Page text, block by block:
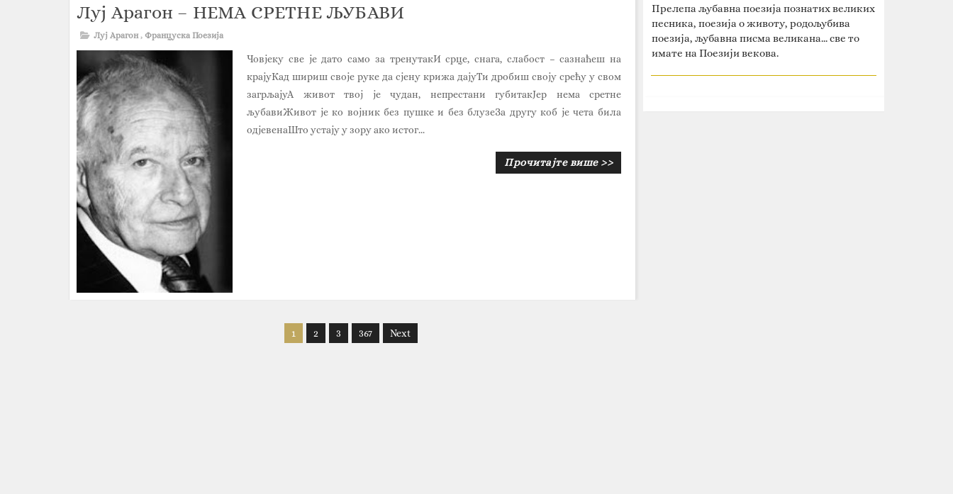
Луј Арагон – НЕМА СРЕТНЕ ЉУБАВИ
Луј Арагон , Француска Поезија
Човјеку све је дато само за тренутакИ срце, снага, слабост – сазнаћеш на
крајуКад шириш своје руке да сјену крижа дајуТи дробиш своју срећу у свом
загрљајуА живот твој је чудан, непрестани губитакЈер нема сретне
љубавиЖивот је ко војник без пушке и без блузеЗа другу коб је чета била
одјевенаШто устају у зору ако истог...
Прочитајте више >>
1 2 3 367 Next
Прелепа љубавна поезија познатих великих
песника, поезија о животу, родољубива
поезија, љубавна писма великана... све то
имате на Поезији векова.